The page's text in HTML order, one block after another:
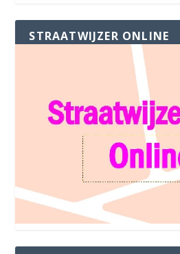
STRAATWIJZER ONLINE